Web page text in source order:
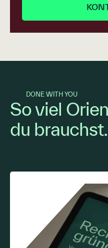
DONE WITH YOU
So viel
du brauchst.